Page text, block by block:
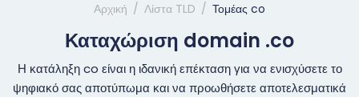
Αρχική Λίστα TLD Τομέας co
Καταχώριση domain .co
Η κατάληξη co είναι η ιδανική επέκταση για να ενισχύσετε το
ψηφιακό σας αποτύπωμα και να προωθήσετε αποτελεσματικά